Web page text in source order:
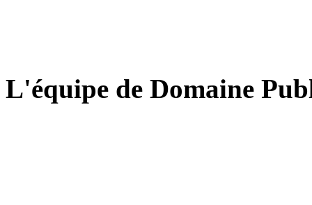
L'équipe de Domaine